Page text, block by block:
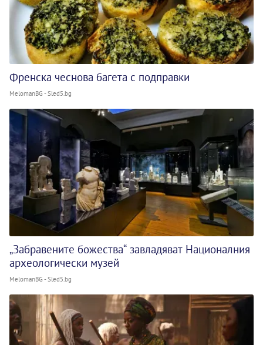
Френска чеснова багета с подправки
MelomanBG - Sled5.bg
„Забравените божества“ завладяват Националния
археологически музей
MelomanBG - Sled5.bg